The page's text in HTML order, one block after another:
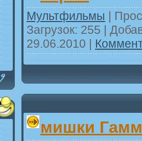
Мультфильмы |
Загрузок: 255 |
29.06.2010 |
мишки